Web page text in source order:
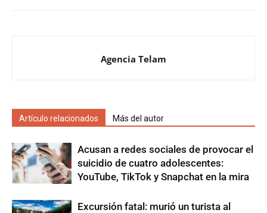
Agencia Telam
Artículo relacionados Más del autor
Acusan a redes sociales de provocar el
suicidio de cuatro adolescentes:
YouTube, TikTok y Snapchat en la mira
Excursión fatal: murió un turista al